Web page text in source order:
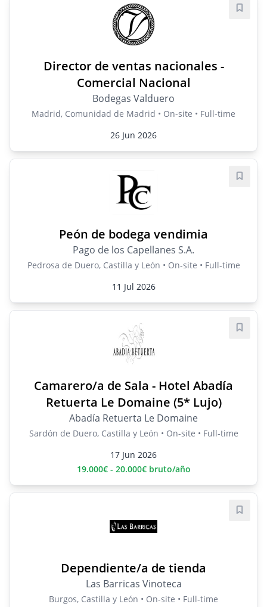
Director de ventas nacionales -
Comercial Nacional
Bodegas Valduero
Madrid, Comunidad de Madrid • On-site • Full-time
26 Jun 2026
Save
Peón de bodega vendimia
Pago de los Capellanes S.A.
Pedrosa de Duero, Castilla y León • On-site • Full-time
11 Jul 2026
Save
Camarero/a de Sala - Hotel Abadía
Retuerta Le Domaine (5* Lujo)
Abadía Retuerta Le Domaine
Sardón de Duero, Castilla y León • On-site • Full-time
17 Jun 2026
19.000€ - 20.000€ bruto/año
Save
Dependiente/a de tienda
Las Barricas Vinoteca
Burgos, Castilla y León • On-site • Full-time
Save